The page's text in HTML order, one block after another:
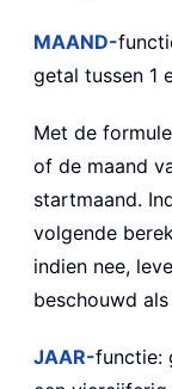
MAAND-
getal tussen 1
Met de
of de maand
startmaand.
volgende
indien nee,
beschouwd als
JAAR-functie: